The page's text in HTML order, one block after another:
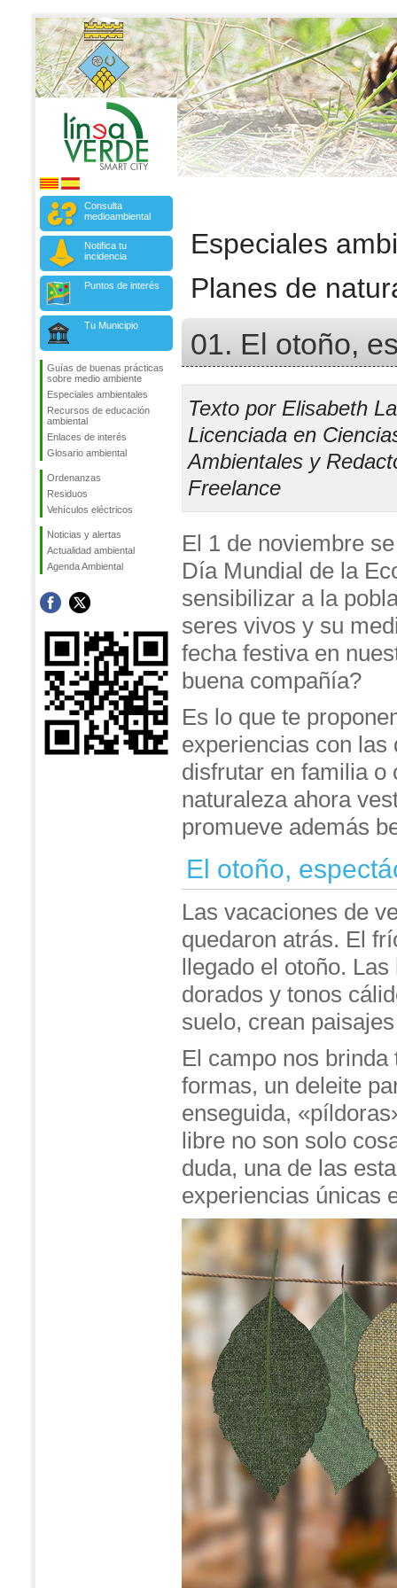
Consulta
medioambiental
Notifica tu
incidencia
Puntos de interés
Tu Municipio
Guías de buenas prácticas
sobre medio ambiente
Especiales ambientales
Recursos de educación
ambiental
Enlaces de interés
Glosario ambiental
Ordenanzas
Residuos
Vehículos eléctricos
Noticias y alertas
Actualidad ambiental
Agenda Ambiental
Especiales
Planes de
01. El otoño,
Texto por Elisabeth
Licenciada en
Ambientales y
Freelance
El 1 de noviembre
Día Mundial de la
sensibilizar a la
seres vivos y su
fecha festiva en
buena compañía?
Es lo que te
experiencias con las
disfrutar en familia o
naturaleza ahora
promueve además
El otoño,
Las vacaciones de
quedaron atrás. El
llegado el otoño.
dorados y tonos
suelo, crean
El campo nos
formas, un deleite
enseguida,
libre no son solo
duda, una de las
experiencias únicas